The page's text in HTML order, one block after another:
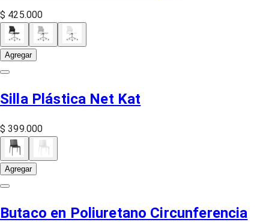
$ 425.000
Agregar
Silla Plástica Net Kat
$ 399.000
Agregar
Butaco en Poliuretano Circunferencia